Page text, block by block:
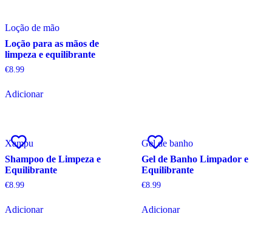
Loção de mão
Loção para as mãos de
limpeza e equilibrante
€8.99
Adicionar
Xampu
Shampoo de Limpeza e
Equilibrante
€8.99
Adicionar
Gel de banho
Gel de Banho Limpador e
Equilibrante
€8.99
Adicionar